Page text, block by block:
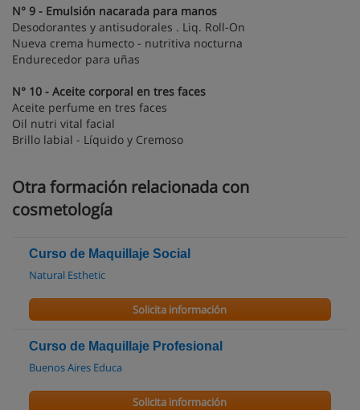
N° 9 - Emulsión nacarada para manos
Desodorantes y antisudorales . Liq. Roll-On
Nueva crema humecto - nutritiva nocturna
Endurecedor para uñas
N° 10 - Aceite corporal en tres faces
Aceite perfume en tres faces
Oil nutri vital facial
Brillo labial - Líquido y Cremoso
Otra formación relacionada con
cosmetología
Curso de Maquillaje Social
Natural Esthetic
Solicita información
Curso de Maquillaje Profesional
Buenos Aires Educa
Solicita información